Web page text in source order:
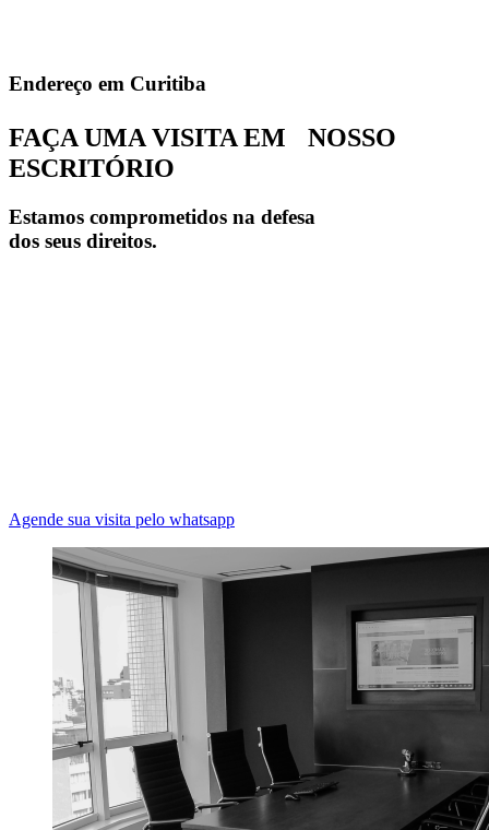
Endereço em Curitiba
FAÇA UMA VISITA EM NOSSO
ESCRITÓRIO
Estamos comprometidos na defesa
dos seus direitos.
Agende sua visita pelo whatsapp